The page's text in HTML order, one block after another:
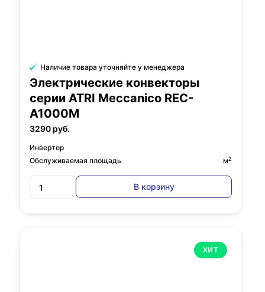
Наличие товара уточняйте у менеджера
Электрические конвекторы
серии ATRI Meccanico REC-
A1000M
3290 руб.
Инвертор
Обслуживаемая площадь
м2
В корзину
ХИТ